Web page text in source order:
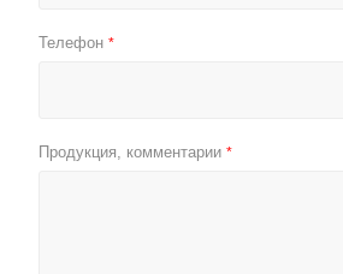
Телефон *
Продукция, комментарии *